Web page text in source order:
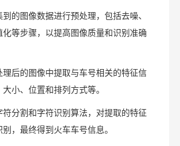
的图像数据进行预处理，包括去噪、
等步骤，以提高图像质量和识别准确
理后的图像中提取与车号相关的特征信
小、位置和排列方式等。
分割和字符识别算法，对提取的特征
，最终得到火车车号信息。